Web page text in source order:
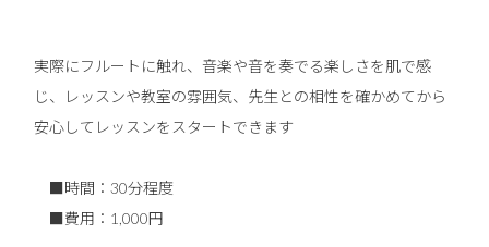
実際にフルートに触れ、音楽や音を奏でる楽しさを肌で感
じ、レッスンや教室の雰囲気、先生との相性を確かめてから
安心してレッスンをスタートできます
■時間：30分程度
■費用：1,000円